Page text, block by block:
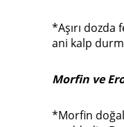
*Aşırı dozda
ani kalp
Morfin ve
*Morfin